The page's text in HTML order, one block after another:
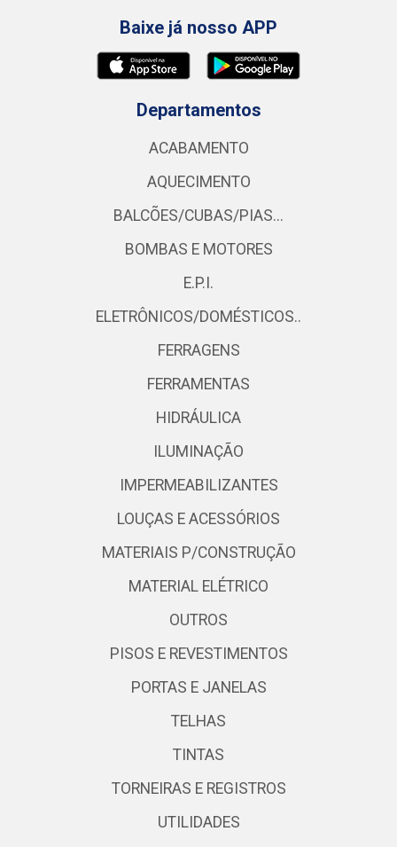
Baixe já nosso APP
Departamentos
ACABAMENTO
AQUECIMENTO
BALCÕES/CUBAS/PIAS...
BOMBAS E MOTORES
E.P.I.
ELETRÔNICOS/DOMÉSTICOS..
FERRAGENS
FERRAMENTAS
HIDRÁULICA
ILUMINAÇÃO
IMPERMEABILIZANTES
LOUÇAS E ACESSÓRIOS
MATERIAIS P/CONSTRUÇÃO
MATERIAL ELÉTRICO
OUTROS
PISOS E REVESTIMENTOS
PORTAS E JANELAS
TELHAS
TINTAS
TORNEIRAS E REGISTROS
UTILIDADES